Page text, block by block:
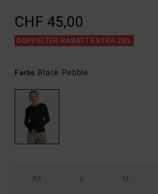
CHF 45,00
DOPPELTER RABATT EXTRA 25%
Farbe Black Pebble
XS S M